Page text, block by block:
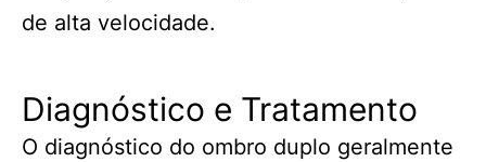
de alta velocidade.
Diagnóstico e Tratamento
O diagnóstico do ombro duplo geralmente